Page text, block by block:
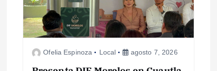
Ofelia Espinoza Local agosto 7, 2026